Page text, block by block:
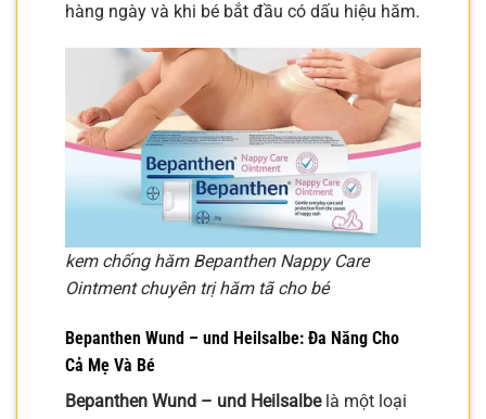
hàng ngày và khi bé bắt đầu có dấu hiệu hăm.
kem chống hăm Bepanthen Nappy Care
Ointment chuyên trị hăm tã cho bé
Bepanthen Wund – und Heilsalbe: Đa Năng Cho
Cả Mẹ Và Bé
Bepanthen Wund – und Heilsalbelà một loại